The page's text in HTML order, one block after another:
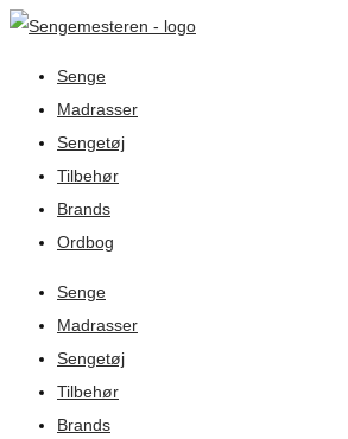
Senge
Madrasser
Sengetøj
Tilbehør
Brands
Ordbog
Senge
Madrasser
Sengetøj
Tilbehør
Brands